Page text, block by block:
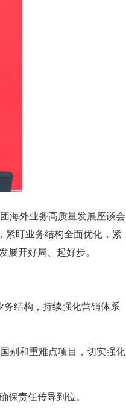
海外业务高质量发展座谈会
紧盯业务结构全面优化，紧
展开好局、起好步。
结构，持续强化营销体系
别和重难点项目，切实强化
责任传导到位。